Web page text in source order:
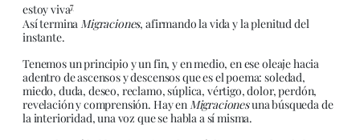
estoy viva7
Así terminaMigraciones, afirmando la vida y la plenitud del
instante.
Tenemos un principio y un fin, y en medio, en ese oleaje hacia
adentro de ascensos y descensos que es el poema: soledad,
miedo, duda, deseo, reclamo, súplica, vértigo, dolor, perdón,
revelación y comprensión. Hay enMigracionesuna búsqueda de
la interioridad, una voz que se habla a sí misma.